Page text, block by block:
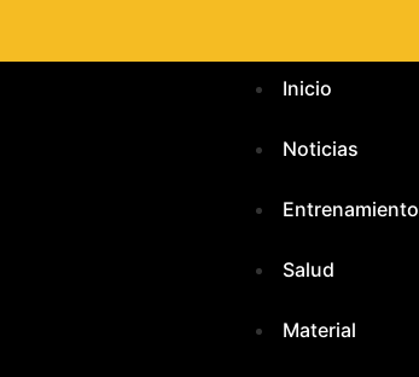
Inicio
Noticias
Entrenamiento
Salud
Material